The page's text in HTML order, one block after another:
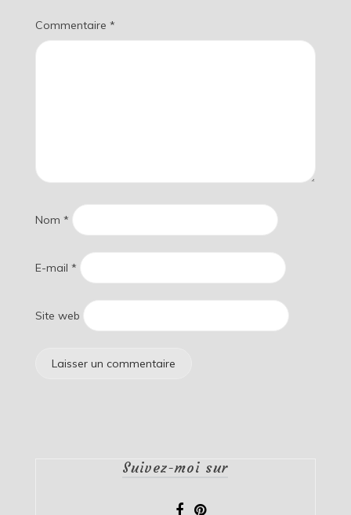
Commentaire *
Nom *
E-mail *
Site web
Suivez-moi sur